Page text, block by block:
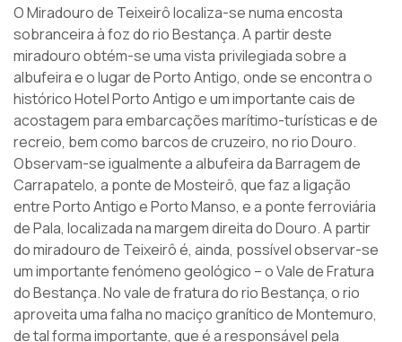
O Miradouro de Teixeirô localiza-se numa encosta
sobranceira à foz do rio Bestança. A partir deste
miradouro obtém-se uma vista privilegiada sobre a
albufeira e o lugar de Porto Antigo, onde se encontra o
histórico Hotel Porto Antigo e um importante cais de
acostagem para embarcações marítimo-turísticas e de
recreio, bem como barcos de cruzeiro, no rio Douro.
Observam-se igualmente a albufeira da Barragem de
Carrapatelo, a ponte de Mosteirô, que faz a ligação
entre Porto Antigo e Porto Manso, e a ponte ferroviária
de Pala, localizada na margem direita do Douro. A partir
do miradouro de Teixeirô é, ainda, possível observar-se
um importante fenómeno geológico – o Vale de Fratura
do Bestança. No vale de fratura do rio Bestança, o rio
aproveita uma falha no maciço granítico de Montemuro,
de tal forma importante, que é a responsável pela